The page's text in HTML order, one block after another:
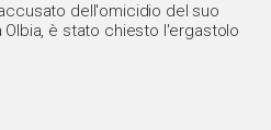
dell'omicidio del suo
è stato chiesto l'ergastolo